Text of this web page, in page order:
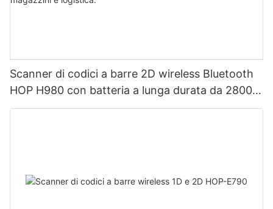
Scanner di codici a barre 2D wireless Bluetooth
HOP H980 con batteria a lunga durata da 2800
mAh, ideale per magazzini e logistica.